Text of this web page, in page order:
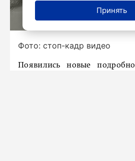
Фото: стоп-кадр видео
Появились новые
Принять